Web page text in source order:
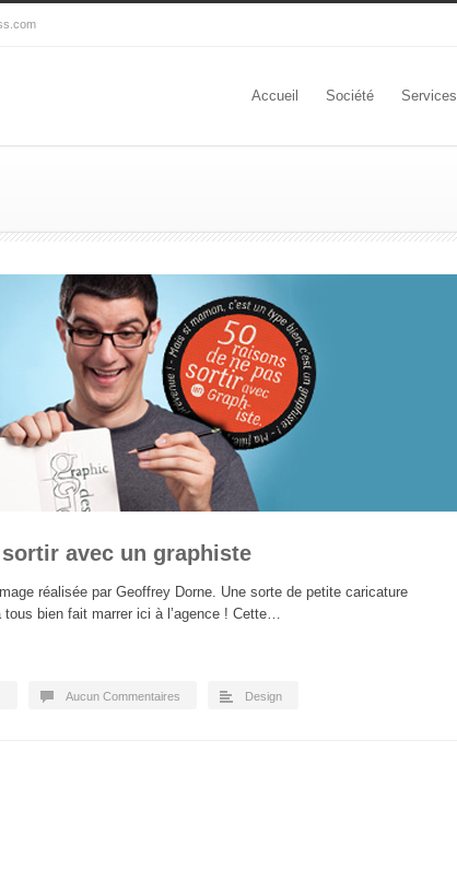
Accueil Société Services
avec un graphiste
réalisée par Geoffrey Dorne. Une sorte de petite caricature
bien fait marrer ici à l’agence ! Cette…
Aucun Commentaires Design